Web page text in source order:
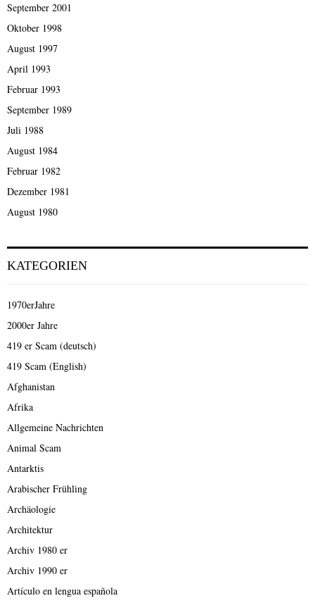
September 2001
Oktober 1998
August 1997
April 1993
Februar 1993
September 1989
Juli 1988
August 1984
Februar 1982
Dezember 1981
August 1980
KATEGORIEN
1970erJahre
2000er Jahre
419 er Scam (deutsch)
419 Scam (English)
Afghanistan
Afrika
Allgemeine Nachrichten
Animal Scam
Antarktis
Arabischer Frühling
Archäologie
Architektur
Archiv 1980 er
Archiv 1990 er
Artículo en lengua española